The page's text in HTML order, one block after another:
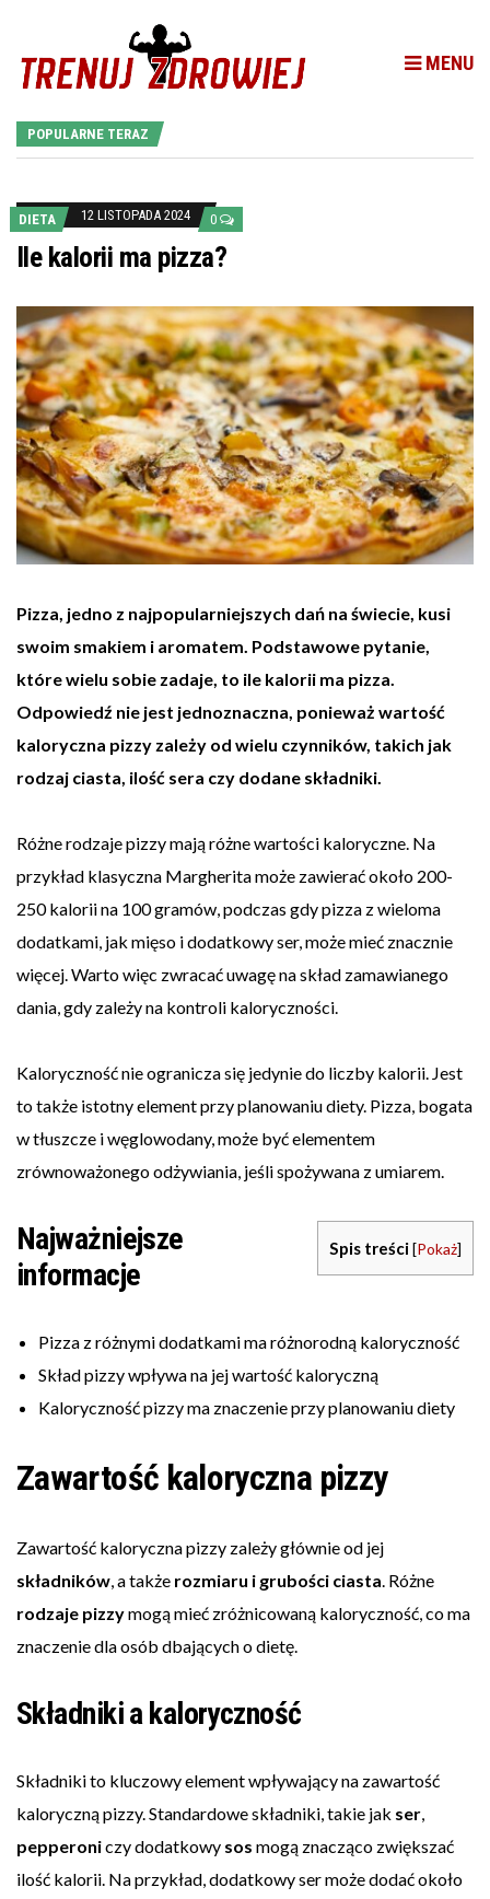
MENU
POPULARNE TERAZ
DIETA 12 LISTOPADA 2024 0
Ile kalorii ma pizza?
Pizza, jedno z najpopularniejszych dań na świecie, kusi
swoim smakiem i aromatem. Podstawowe pytanie,
które wielu sobie zadaje, to ile kalorii ma pizza.
Odpowiedź nie jest jednoznaczna, ponieważ wartość
kaloryczna pizzy zależy od wielu czynników, takich jak
rodzaj ciasta, ilość sera czy dodane składniki.
Różne rodzaje pizzy mają różne wartości kaloryczne. Na
przykład klasyczna Margherita może zawierać około 200-
250 kalorii na 100 gramów, podczas gdy pizza z wieloma
dodatkami, jak mięso i dodatkowy ser, może mieć znacznie
więcej. Warto więc zwracać uwagę na skład zamawianego
dania, gdy zależy na kontroli kaloryczności.
Kaloryczność nie ogranicza się jedynie do liczby kalorii. Jest
to także istotny element przy planowaniu diety. Pizza, bogata
w tłuszcze i węglowodany, może być elementem
zrównoważonego odżywiania, jeśli spożywana z umiarem.
Spis treści[Pokaż]
Najważniejsze
informacje
Pizza z różnymi dodatkami ma różnorodną kaloryczność
Skład pizzy wpływa na jej wartość kaloryczną
Kaloryczność pizzy ma znaczenie przy planowaniu diety
Zawartość kaloryczna pizzy
Zawartość kaloryczna pizzy zależy głównie od jej
składników, a także rozmiaru i grubości ciasta. Różne
rodzaje pizzymogą mieć zróżnicowaną kaloryczność, co ma
znaczenie dla osób dbających o dietę.
Składniki a kaloryczność
Składniki to kluczowy element wpływający na zawartość
kaloryczną pizzy. Standardowe składniki, takie jak ser,
pepperoniczy dodatkowy sos mogą znacząco zwiększać
ilość kalorii. Na przykład, dodatkowy ser może dodać około